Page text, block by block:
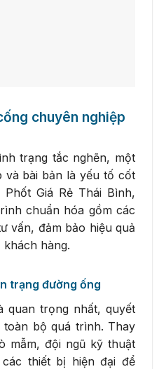
chuyên nghiệp
trạng tắc nghẽn, một
và bài bản là yếu tố cốt
Giá Rẻ Thái Bình,
chuẩn hóa gồm các
vấn, đảm bảo hiệu quả
hàng.
trạng đường ống
quan trọng nhất, quyết
bộ quá trình. Thay
mẫm, đội ngũ kỹ thuật
thiết bị hiện đại để